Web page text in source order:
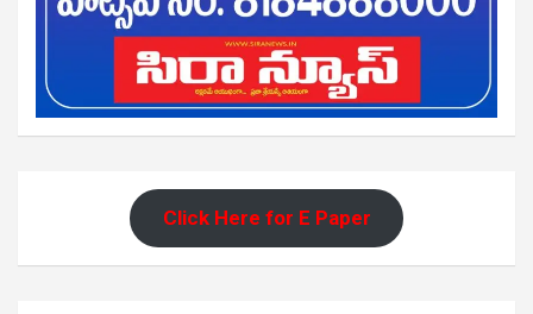
Click Here for E Paper